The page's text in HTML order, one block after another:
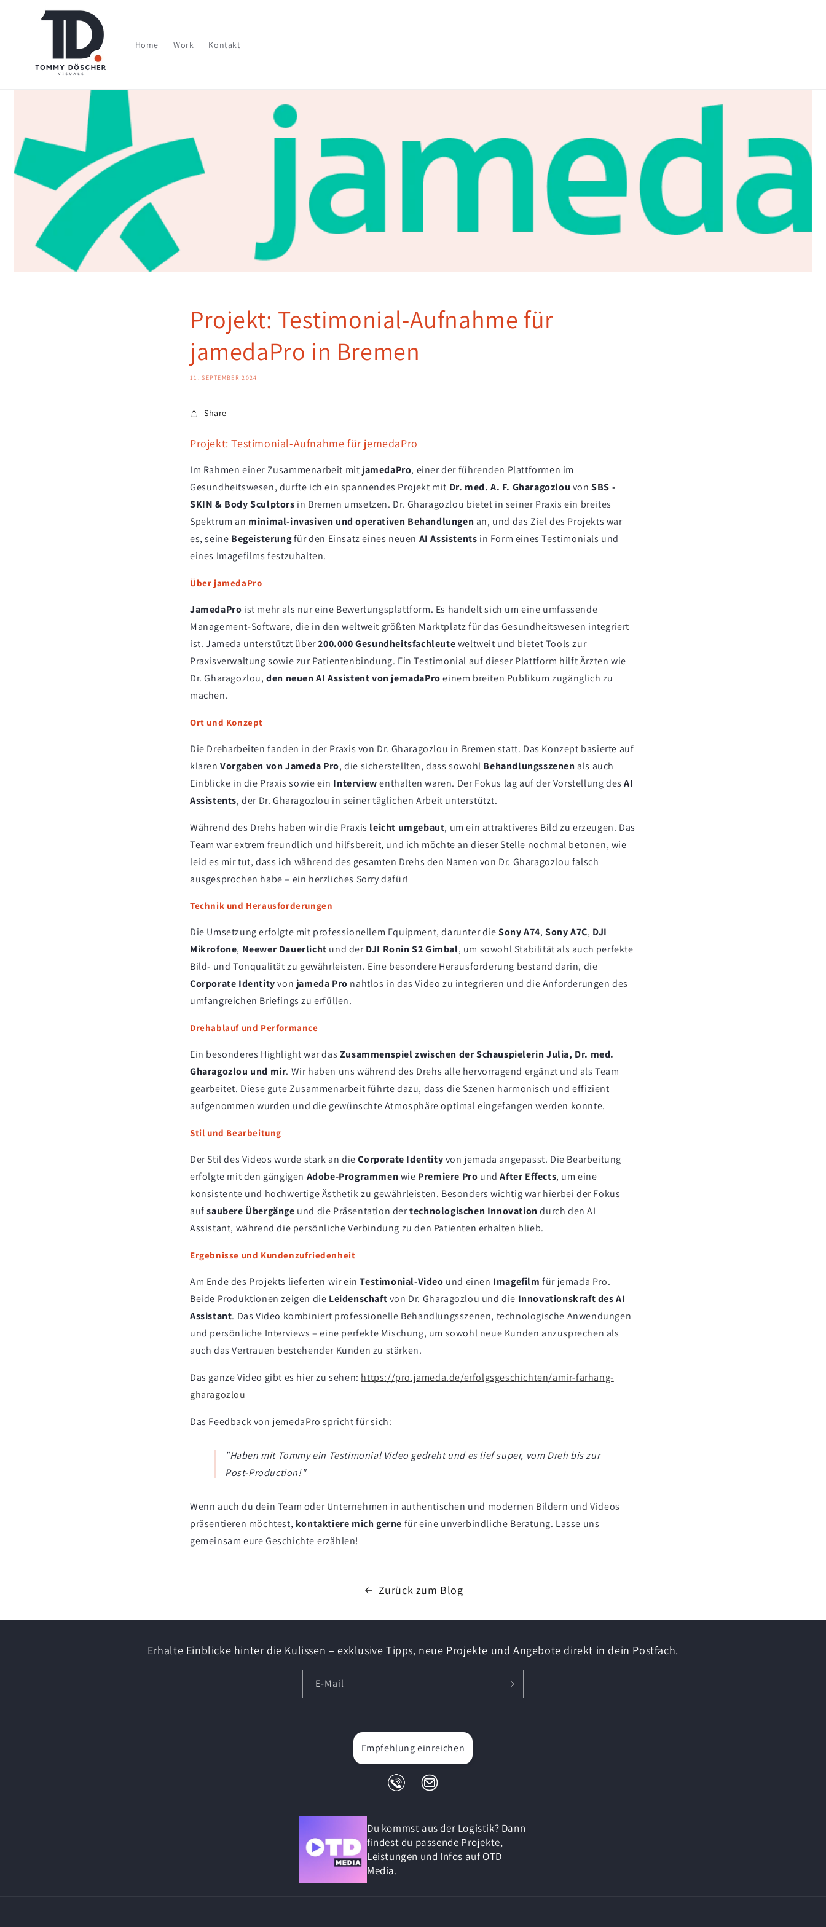
Home Work Kontakt
Projekt: Testimonial-Aufnahme für
jamedaPro in Bremen
11. SEPTEMBER 2024
Share
Projekt: Testimonial-Aufnahme für jemedaPro
Im Rahmen einer Zusammenarbeit mit jamedaPro, einer der führenden Plattformen im
Gesundheitswesen, durfte ich ein spannendes Projekt mit Dr. med. A. F. Gharagozlou vonSBS -
SKIN & Body Sculptors in Bremen umsetzen. Dr. Gharagozlou bietet in seiner Praxis ein breites
Spektrum an minimal-invasiven und operativen Behandlungen an, und das Ziel des Projekts war
es, seine Begeisterungfür den Einsatz eines neuen AI Assistents in Form eines Testimonials und
eines Imagefilms festzuhalten.
Über jamedaPro
JamedaPro ist mehr als nur eine Bewertungsplattform. Es handelt sich um eine umfassende
Management-Software, die in den weltweit größten Marktplatz für das Gesundheitswesen integriert
ist. Jameda unterstützt über200.000 Gesundheitsfachleuteweltweit und bietet Tools zur
Praxisverwaltung sowie zur Patientenbindung. Ein Testimonial auf dieser Plattform hilft Ärzten wie
Dr. Gharagozlou,den neuen AI Assistent von jemadaProeinem breiten Publikum zugänglich zu
machen.
Ort und Konzept
Die Dreharbeiten fanden in der Praxis von Dr. Gharagozlou in Bremen statt. Das Konzept basierte auf
klarenVorgaben von Jameda Pro, die sicherstellten, dass sowohl Behandlungsszenen als auch
Einblicke in die Praxis sowie ein Interviewenthalten waren. Der Fokus lag auf der Vorstellung desAI
Assistents, der Dr. Gharagozlou in seiner täglichen Arbeit unterstützt.
Während des Drehs haben wir die Praxis leicht umgebaut, um ein attraktiveres Bild zu erzeugen. Das
Team war extrem freundlich und hilfsbereit, und ich möchte an dieser Stelle nochmal betonen, wie
leid es mir tut, dass ich während des gesamten Drehs den Namen von Dr. Gharagozlou falsch
ausgesprochen habe – ein herzliches Sorry dafür!
Technik und Herausforderungen
Die Umsetzung erfolgte mit professionellem Equipment, darunter dieSony A74,Sony A7C, DJI
Mikrofone, Neewer Dauerlicht und derDJI Ronin S2 Gimbal, um sowohl Stabilität als auch perfekte
Bild- und Tonqualität zu gewährleisten. Eine besondere Herausforderung bestand darin, die
Corporate Identityvon jameda Pro nahtlos in das Video zu integrieren und die Anforderungen des
umfangreichen Briefings zu erfüllen.
Drehablauf und Performance
Ein besonderes Highlight war das Zusammenspiel zwischen der Schauspielerin Julia, Dr. med.
Gharagozlou und mir. Wir haben uns während des Drehs alle hervorragend ergänzt und als Team
gearbeitet. Diese gute Zusammenarbeit führte dazu, dass die Szenen harmonisch und effizient
aufgenommen wurden und die gewünschte Atmosphäre optimal eingefangen werden konnte.
Stil und Bearbeitung
Der Stil des Videos wurde stark an dieCorporate Identityvon jemada angepasst. Die Bearbeitung
erfolgte mit den gängigen Adobe-Programmen wie Premiere Pro undAfter Effects, um eine
konsistente und hochwertige Ästhetik zu gewährleisten. Besonders wichtig war hierbei der Fokus
aufsaubere Übergänge und die Präsentation dertechnologischen Innovation durch den AI
Assistant, während die persönliche Verbindung zu den Patienten erhalten blieb.
Ergebnisse und Kundenzufriedenheit
Am Ende des Projekts lieferten wir einTestimonial-Video und einen Imagefilm für jemada Pro.
Beide Produktionen zeigen die Leidenschaftvon Dr. Gharagozlou und die Innovationskraft des AI
Assistant. Das Video kombiniert professionelle Behandlungsszenen, technologische Anwendungen
und persönliche Interviews – eine perfekte Mischung, um sowohl neue Kunden anzusprechen als
auch das Vertrauen bestehender Kunden zu stärken.
Das ganze Video gibt es hier zu sehen: https://pro.jameda.de/erfolgsgeschichten/amir-farhang-
gharagozlou
Das Feedback von jemedaPro spricht für sich:
"Haben mit Tommy ein Testimonial Video gedreht und es lief super, vom Dreh bis zur
Post-Production!"
Wenn auch du dein Team oder Unternehmen in authentischen und modernen Bildern und Videos
präsentieren möchtest, kontaktiere mich gerne für eine unverbindliche Beratung. Lasse uns
gemeinsam eure Geschichte erzählen!
Zurück zum Blog
Erhalte Einblicke hinter die Kulissen – exklusive Tipps, neue Projekte und Angebote direkt in dein Postfach.
E-Mail
Empfehlung einreichen
Du kommst aus der Logistik? Dann
findest du passende Projekte,
Leistungen und Infos auf OTD
Media.